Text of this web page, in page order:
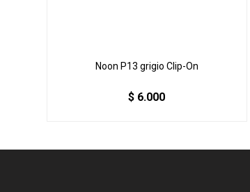
Noon P13 grigio Clip-On
$ 6.000